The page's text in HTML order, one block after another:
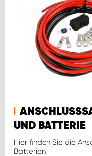
UND BATTERIE
Hier finden Sie die
Batterien.